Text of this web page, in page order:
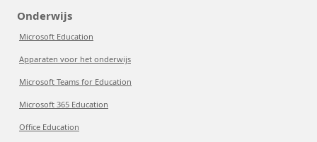
Onderwijs
Microsoft Education
Apparaten voor het onderwijs
Microsoft Teams for Education
Microsoft 365 Education
Office Education